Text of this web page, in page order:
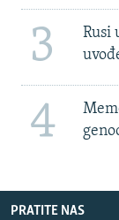
3
Rusi
4
PRATITE NAS